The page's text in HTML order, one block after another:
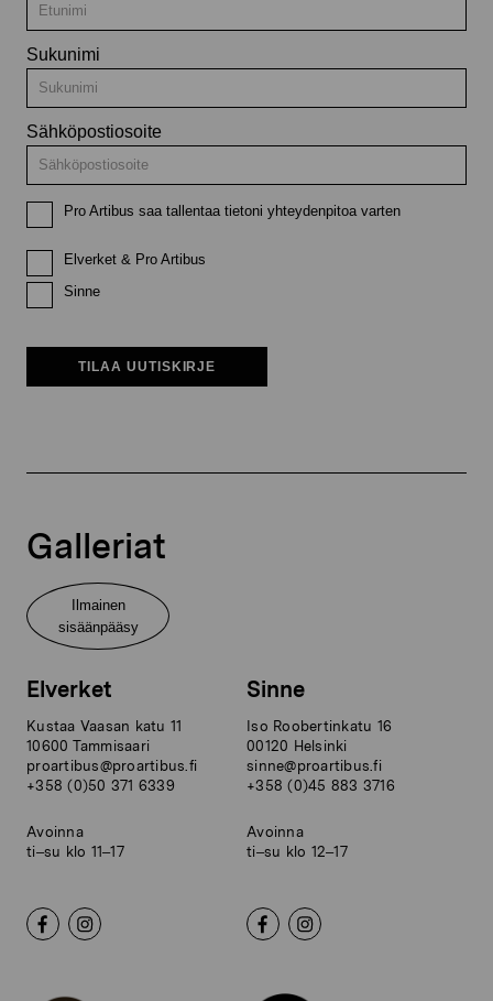
Sukunimi
Sähköpostiosoite
Pro Artibus saa tallentaa tietoni yhteydenpitoa varten
Elverket & Pro Artibus
Sinne
TILAA UUTISKIRJE
Galleriat
Ilmainen
sisäänpääsy
Elverket
Kustaa Vaasan katu 11
10600 Tammisaari
proartibus@proartibus.fi
+358 (0)50 371 6339
Avoinna
ti–su klo 11–17
Sinne
Iso Roobertinkatu 16
00120 Helsinki
sinne@proartibus.fi
+358 (0)45 883 3716
Avoinna
ti–su klo 12–17